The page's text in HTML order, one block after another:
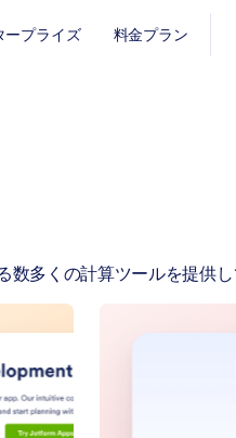
ープライズ 料金プラン
多くの計算ツールを提供し